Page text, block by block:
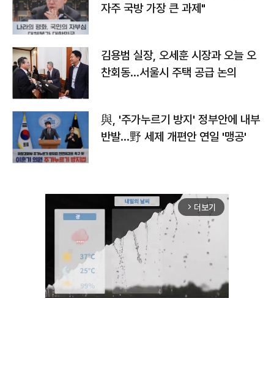
자주 국방 가장 큰 과제"
김용범 실장, 오세훈 시장과 오늘 오
찬회동...서울시 주택 공급 논의
與, '주가누르기 방지' 정부안에 내부
반발…野 세제 개편안 연일 '맹공'
arrow_forward_ios 더보기